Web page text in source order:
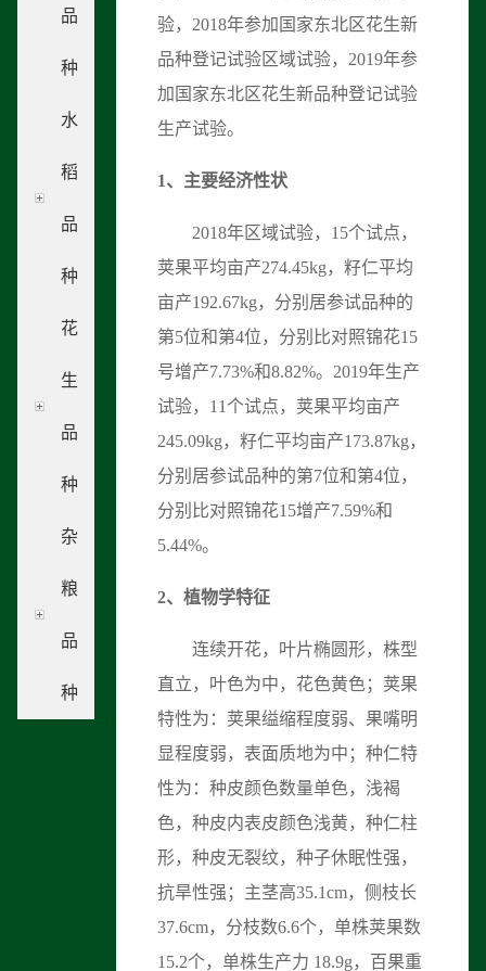
品
种
水
稻
品
种
花
生
品
种
杂
粮
品
种
验，2018年参加国家东北区花生新
品种登记试验区域试验，2019年参
加国家东北区花生新品种登记试验
生产试验。
1、 主要经济性状
2018年区域试验，15个试点，
荚果平均亩产274.45kg，籽仁平均
亩产192.67kg，分别居参试品种的
第5位和第4位，分别比对照锦花15
号增产7.73%和8.82%。2019年生产
试验，11个试点，荚果平均亩产
245.09kg，籽仁平均亩产173.87kg，
分别居参试品种的第7位和第4位，
分别比对照锦花15增产7.59%和
5.44%。
2、 植物学特征
连续开花，叶片椭圆形，株型
直立，叶色为中，花色黄色；荚果
特性为：荚果缢缩程度弱、果嘴明
显程度弱，表面质地为中；种仁特
性为：种皮颜色数量单色，浅褐
色，种皮内表皮颜色浅黄，种仁柱
形，种皮无裂纹，种子休眠性强，
抗旱性强；主茎高35.1cm，侧枝长
37.6cm，分枝数6.6个，单株荚果数
15.2个，单株生产力 18.9g，百果重